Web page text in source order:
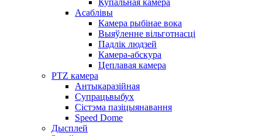
Купальная камера
Асаблівы
Камера рыбінае вока
Выяўленне вільготнасці
Падлік людзей
Камера-абскура
Цеплавая камера
PTZ камера
Антыкаразійная
Супрацьвыбух
Сістэма пазіцыянавання
Speed ​​Dome
Дысплей